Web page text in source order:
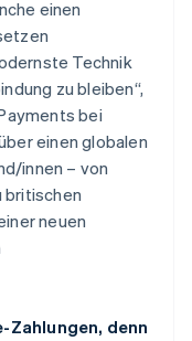
einen
Technik
zu bleiben“,
bei
einen globalen
innen – von
britischen
neuen
denn